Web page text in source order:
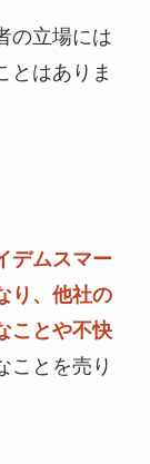
の立場には
とはありま
デムスマー
り、他社の
ことや不快
ことを売り